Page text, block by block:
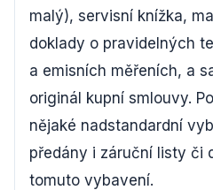
malý), servisní knížka,
doklady o pravidelných
a emisních měřeních, a
originál kupní smlouvy.
nějaké nadstandardní
předány i záruční listy či
tomuto vybavení.